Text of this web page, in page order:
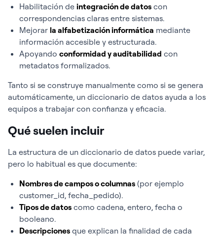
Habilitación de integración de datos con
correspondencias claras entre sistemas.
Mejorar la alfabetización informática mediante
información accesible y estructurada.
Apoyando conformidad y auditabilidad con
metadatos formalizados.
Tanto si se construye manualmente como si se genera
automáticamente, un diccionario de datos ayuda a los
equipos a trabajar con confianza y eficacia.
Qué suelen incluir
La estructura de un diccionario de datos puede variar,
pero lo habitual es que documente:
Nombres de campos o columnas (por ejemplo
customer_id, fecha_pedido).
Tipos de datos como cadena, entero, fecha o
booleano.
Descripciones que explican la finalidad de cada